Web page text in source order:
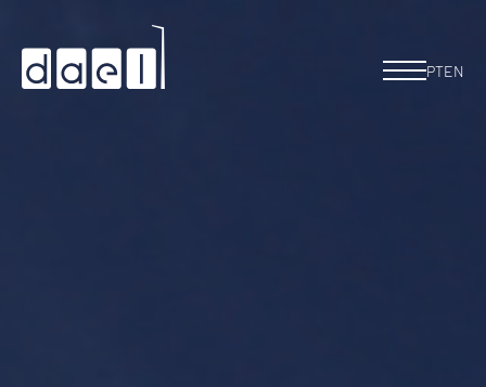
PTEN